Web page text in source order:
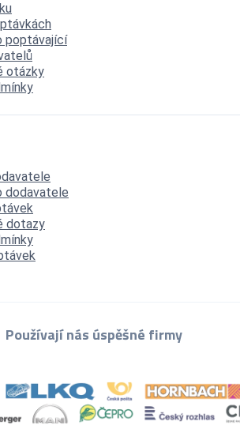
poptávající
otázky
dodavatele
dotazy
Používají nás úspěšné firmy